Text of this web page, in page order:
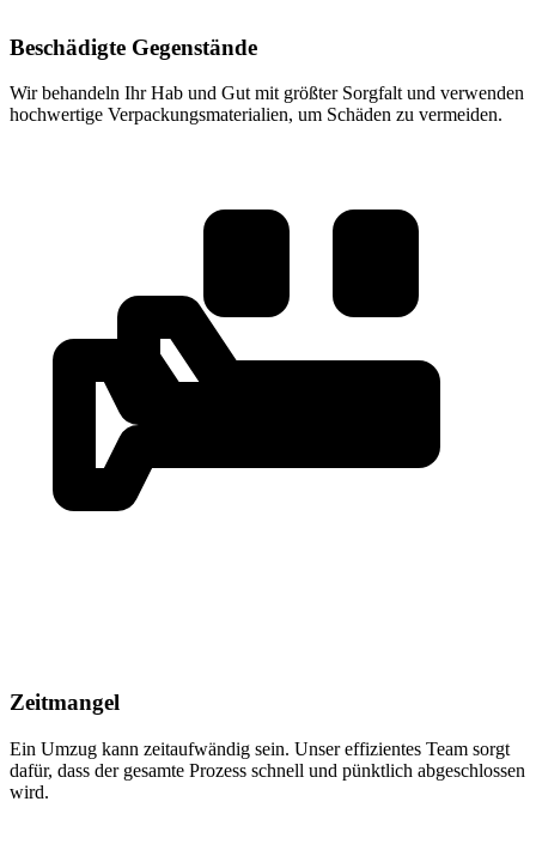
Beschädigte Gegenstände
Wir behandeln Ihr Hab und Gut mit größter Sorgfalt und verwenden
hochwertige Verpackungsmaterialien, um Schäden zu vermeiden.
Zeitmangel
Ein Umzug kann zeitaufwändig sein. Unser effizientes Team sorgt
dafür, dass der gesamte Prozess schnell und pünktlich abgeschlossen
wird.